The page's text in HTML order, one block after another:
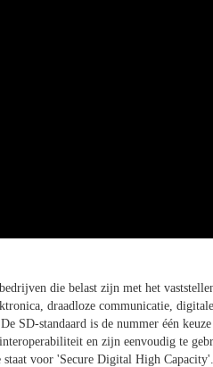
die belast zijn met het
draadloze communicatie,
SD-standaard is de nummer één
en zijn eenvoudig te
voor 'Secure Digital High